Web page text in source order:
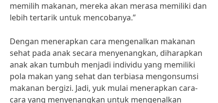
memilih makanan, mereka akan merasa memiliki dan
lebih tertarik untuk mencobanya.”
Dengan menerapkan cara mengenalkan makanan
sehat pada anak secara menyenangkan, diharapkan
anak akan tumbuh menjadi individu yang memiliki
pola makan yang sehat dan terbiasa mengonsumsi
makanan bergizi. Jadi, yuk mulai menerapkan cara-
cara yang menyenangkan untuk mengenalkan